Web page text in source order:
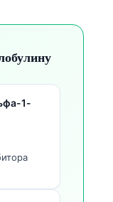
1-